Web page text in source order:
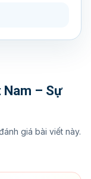
Nam – Sự
giá bài viết này.